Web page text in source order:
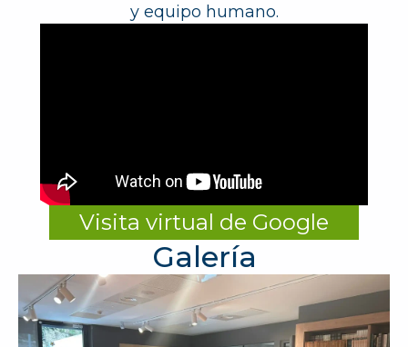
y equipo humano.
Visita virtual de Google
Galería